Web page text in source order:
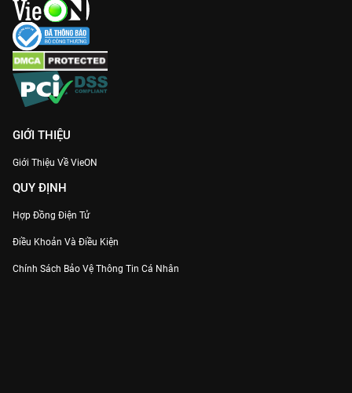
GIỚI THIỆU
Giới Thiệu Về VieON
QUY ĐỊNH
Hợp Đồng Điện Tử
Điều Khoản Và Điều Kiện
Chính Sách Bảo Vệ Thông Tin Cá Nhân